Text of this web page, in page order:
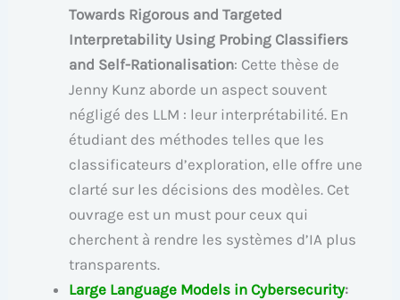
Towards Rigorous and Targeted
Interpretability Using Probing Classifiers
and Self-Rationalisation: Cette thèse de
Jenny Kunz aborde un aspect souvent
négligé des LLM : leur interprétabilité. En
étudiant des méthodes telles que les
classificateurs d’exploration, elle offre une
clarté sur les décisions des modèles. Cet
ouvrage est un must pour ceux qui
cherchent à rendre les systèmes d’IA plus
transparents.
Large Language Models in Cybersecurity: